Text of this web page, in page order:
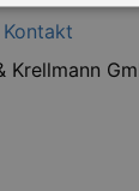
Kontakt
Krellmann